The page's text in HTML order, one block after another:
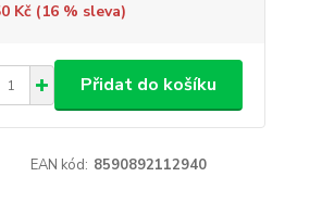
Kč (16% sleva)
Přidat do košíku
EAN kód: 8590892112940